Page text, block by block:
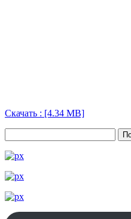
Скачать : [4.34 MB]